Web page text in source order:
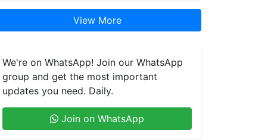
View More
We're on WhatsApp! Join our WhatsApp
group and get the most important
updates you need. Daily.
Join on WhatsApp